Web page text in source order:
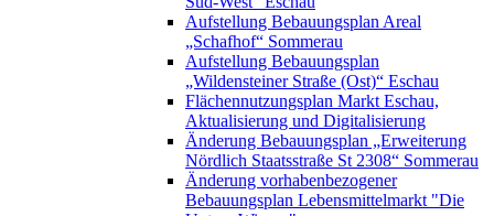
Aufstellung Bebauungsplan Areal
„Schafhof“ Sommerau
Aufstellung Bebauungsplan
„Wildensteiner Straße (Ost)“ Eschau
Flächennutzungsplan Markt Eschau,
Aktualisierung und Digitalisierung
Änderung Bebauungsplan „Erweiterung
Nördlich Staatsstraße St 2308“ Sommerau
Änderung vorhabenbezogener
Bebauungsplan Lebensmittelmarkt "Die